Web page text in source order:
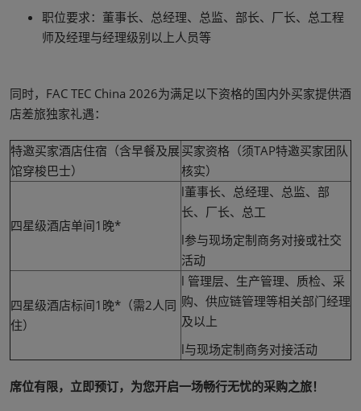
职位要求：董事长、总经理、总监、部长、厂长、总工程
师及经理与经理级别以上人员等
同时，FAC TEC China 2026为满足以下资格的国内外买家提供酒
店差旅独家礼遇：
特邀买家酒店住宿（含早餐及展
馆穿梭巴士）
买家资格（须TAP特邀买家团队
核实）
四星级酒店单间1晚*
l董事长、总经理、总监、部
长、厂长、总工
l参与现场定制商务对接或社交
活动
四星级酒店标间1晚*（需2人同
住）
l 管理层、生产管理、质检、采
购、供应链管理等相关部门经理
及以上
l与现场定制商务对接活动
席位有限，立即预订，为您开启一场畅行无忧的采购之旅！